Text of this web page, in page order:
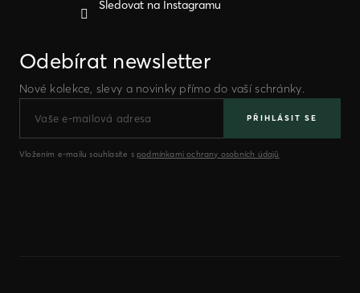
Sledovat na Instagramu
Odebírat newsletter
Nové kolekce, slevy a novinky přímo do vaší schránky.
PŘIHLÁSIT SE
Vložením e-mailu souhlasíte s podmínkami ochrany osobních údajů